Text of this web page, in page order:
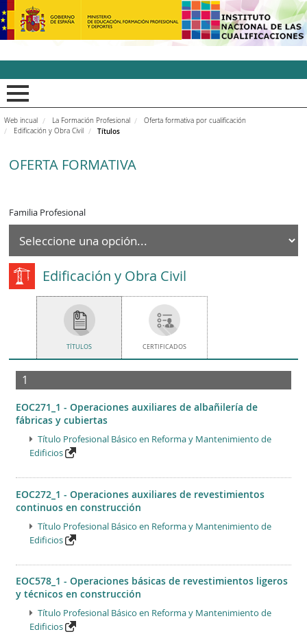
INCUAl - Instituto
Web incual La Formación Profesional
Oferta formativa por cualificación
Edificación y Obra Civil
Títulos
OFERTA FORMATIVA
Familia Profesional
Edificación y Obra Civil
TÍTULOS CERTIFICADOS
1
EOC271_1 - Operaciones auxiliares de albañilería de
fábricas y cubiertas
Título Profesional Básico en Reforma y Mantenimiento de
Edificios
EOC272_1 - Operaciones auxiliares de revestimientos
continuos en construcción
Título Profesional Básico en Reforma y Mantenimiento de
Edificios
EOC578_1 - Operaciones básicas de revestimientos ligeros
y técnicos en construcción
Título Profesional Básico en Reforma y Mantenimiento de
Edificios